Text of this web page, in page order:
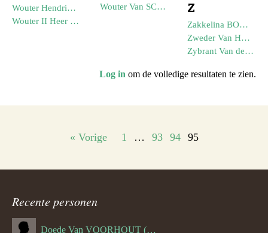
Wouter Hendrik Van NELLESTEIJN (--1716)
Wouter II Heer Van EGMOND (--1285)
Wouter Van SCHALKWIJK
Z
Zakkelina BOOMA
Zweder Van HEENVLIET (--1362)
Zybrant Van der WOERT (--1518)
Log in om de volledige resultaten te zien.
Personenlijstnavigatie
« Vorige 1 … 93 94 95
Recente personen
Doede Van VOORHOUT (Van FORNEHOLT) (--1101)